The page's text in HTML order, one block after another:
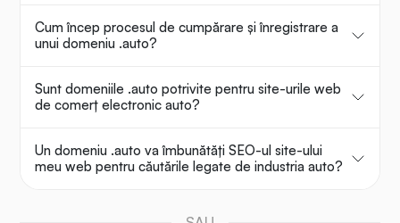
Cum încep procesul de cumpărare și înregistrare a
unui domeniu .auto?
Sunt domeniile .auto potrivite pentru site-urile web
de comerț electronic auto?
Un domeniu .auto va îmbunătăți SEO-ul site-ului
meu web pentru căutările legate de industria auto?